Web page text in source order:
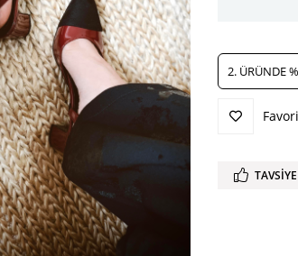
2. ÜRÜNDE